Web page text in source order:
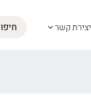
יצירת קשר